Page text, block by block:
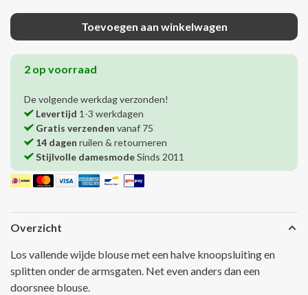
Toevoegen aan winkelwagen
2 op voorraad
De volgende werkdag verzonden!
Levertijd 1-3 werkdagen
Gratis verzenden vanaf 75
14 dagen ruilen & retourneren
Stijlvolle damesmodeSinds 2011
Overzicht
Los vallende wijde blouse met een halve knoopsluiting en
splitten onder de armsgaten. Net even anders dan een
doorsnee blouse.